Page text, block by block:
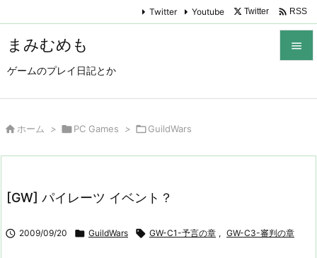
まみむめも
ゲームのプレイ日記とか

検索
Twitter Youtube Twitter  RSS
 ホーム > PC Games > GuildWars
[GW] パイレーツ イベント？
 2009/09/20  GuildWars  GW-C1-予言の章 , GW-C3-審判の章